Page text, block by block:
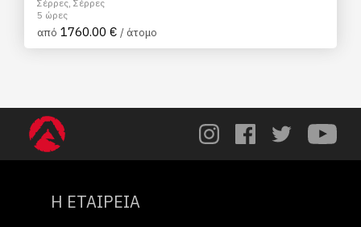
Σέρρες, Σέρρες
5 ώρες
από 1760.00 € / άτομο
Η ΕΤΑΙΡΕΙΑ